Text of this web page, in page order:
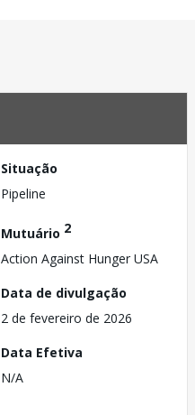
Situação
Pipeline
Mutuário 2
Action Against Hunger USA
Data de divulgação
2 de fevereiro de 2026
Data Efetiva
N/A